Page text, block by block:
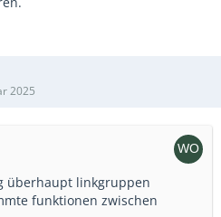
2025
überhaupt linkgruppen
funktionen zwischen